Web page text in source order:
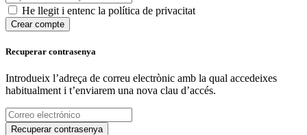
He llegit i entenc la política de privacitat
Crear compte
Recuperar contrasenya
Introdueix l’adreça de correu electrònic amb la qual accedeixes
habitualment i t’enviarem una nova clau d’accés.
Recuperar contrasenya